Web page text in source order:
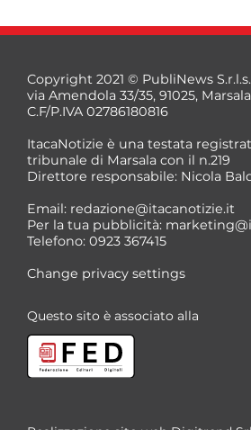
*
Copyright 2021 © PubliNews S.r.l.s.
via Amendola 33/35, 91025,
C.F/P.IVA 02786180816
ItacaNotizie è una testata
tribunale di Marsala con il n.219
Direttore responsabile: Nicola
Email: redazione@itacanotizie.it
Per la tua pubblicità:
Telefono: 0923 367415
Change privacy settings
Questo sito è associato alla